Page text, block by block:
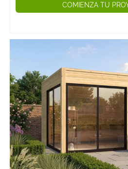
COMIENZA TU